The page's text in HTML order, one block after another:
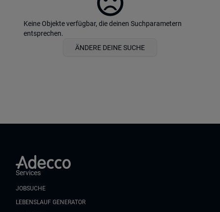
Keine Objekte verfügbar, die deinen Suchparametern
entsprechen.
ÄNDERE DEINE SUCHE
Services
JOBSUCHE
LEBENSLAUF GENERATOR